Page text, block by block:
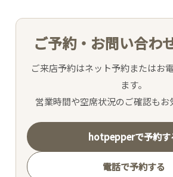
INTERIOR
NEWS
MOVIE
ACCESS /
RESERVATION
ご予約・お問い合わ
ご来店予約はネット予約またはお
ます。
営業時間や空席状況のご確認もお
hotpepperで予約す
電話で予約する